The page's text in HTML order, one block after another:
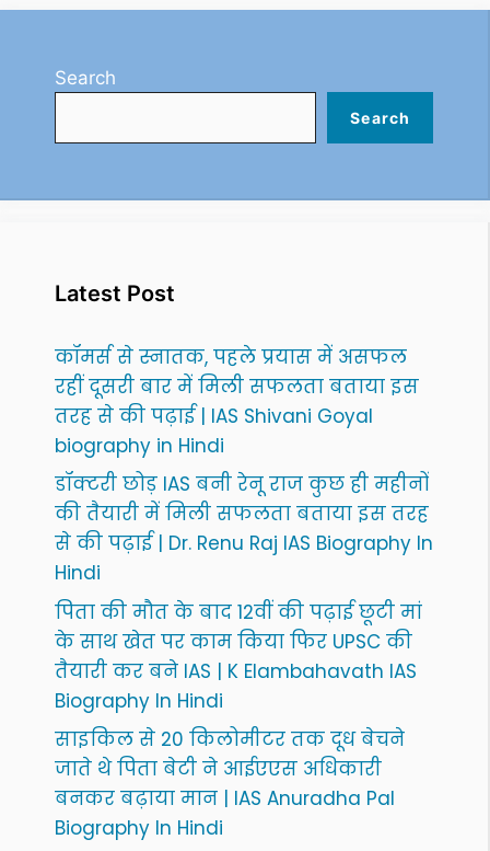
Search
Search
Latest Post
कॉमर्स से स्नातक, पहले प्रयास में असफल
रहीं दूसरी बार में मिली सफलता बताया इस
तरह से की पढ़ाई | IAS Shivani Goyal
biography in Hindi
डॉक्टरी छोड़ IAS बनी रेनू राज कुछ ही महीनों
की तैयारी में मिली सफलता बताया इस तरह
से की पढ़ाई | Dr. Renu Raj IAS Biography In
Hindi
पिता की मौत के बाद 12वीं की पढ़ाई छूटी मां
के साथ खेत पर काम किया फिर UPSC की
तैयारी कर बने IAS | K Elambahavath IAS
Biography In Hindi
साइकिल से 20 किलोमीटर तक दूध बेचने
जाते थे पिता बेटी ने आईएएस अधिकारी
बनकर बढ़ाया मान | IAS Anuradha Pal
Biography In Hindi